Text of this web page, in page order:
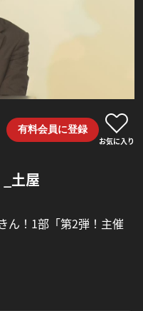
有料会員に登録
お気に入り
_土屋
ん！1部「第2弾！主催